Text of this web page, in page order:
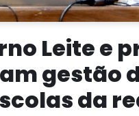
Leite e
gestão
da